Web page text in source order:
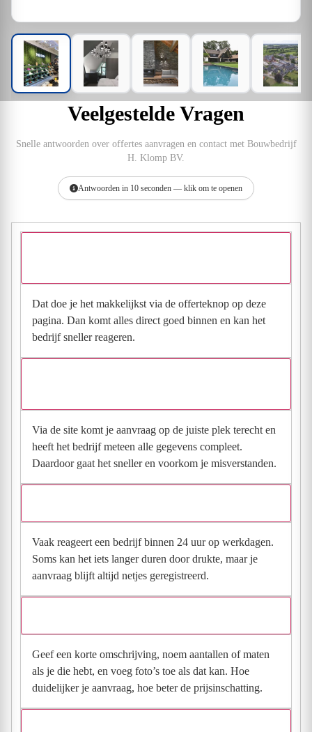
Veelgestelde Vragen
Snelle antwoorden over offertes aanvragen en contact met Bouwbedrijf
H. Klomp BV.
Antwoorden in 10 seconden — klik om te openen
Dat doe je het makkelijkst via de offerteknop op deze
pagina. Dan komt alles direct goed binnen en kan het
bedrijf sneller reageren.
Via de site komt je aanvraag op de juiste plek terecht en
heeft het bedrijf meteen alle gegevens compleet.
Daardoor gaat het sneller en voorkom je misverstanden.
Vaak reageert een bedrijf binnen 24 uur op werkdagen.
Soms kan het iets langer duren door drukte, maar je
aanvraag blijft altijd netjes geregistreerd.
Geef een korte omschrijving, noem aantallen of maten
als je die hebt, en voeg foto’s toe als dat kan. Hoe
duidelijker je aanvraag, hoe beter de prijsinschatting.